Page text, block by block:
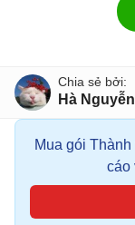
Hà Nguyễn
Mua gói
cáo